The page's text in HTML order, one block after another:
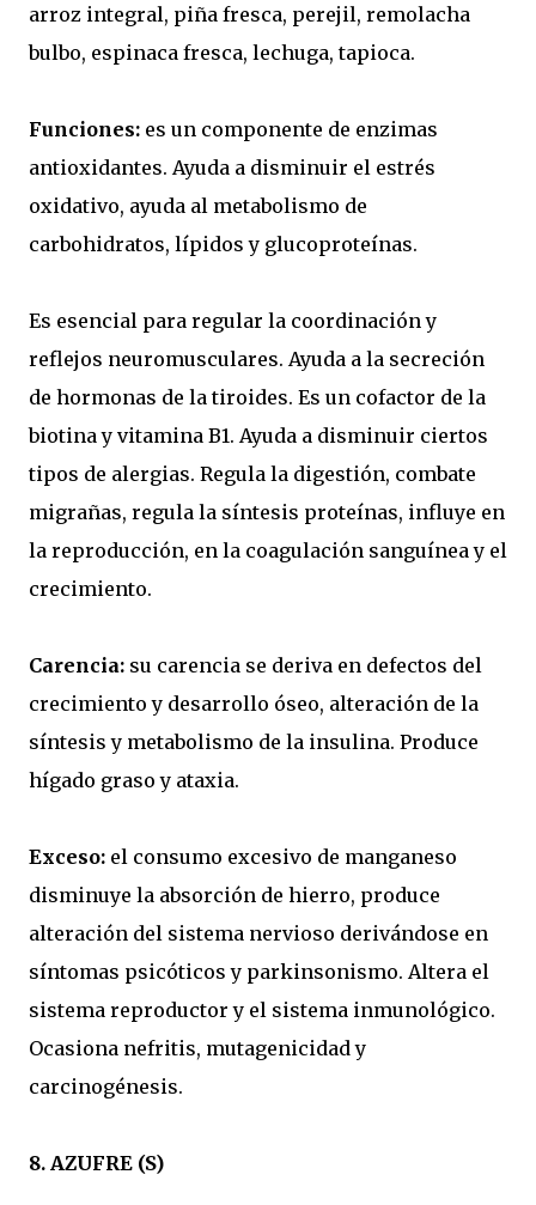
arroz integral, piña fresca, perejil, remolacha
bulbo, espinaca fresca, lechuga, tapioca.
Funciones: es un componente de enzimas
antioxidantes. Ayuda a disminuir el estrés
oxidativo, ayuda al metabolismo de
carbohidratos, lípidos y glucoproteínas.
Es esencial para regular la coordinación y
reflejos neuromusculares. Ayuda a la secreción
de hormonas de la tiroides. Es un cofactor de la
biotina y vitamina B1. Ayuda a disminuir ciertos
tipos de alergias. Regula la digestión, combate
migrañas, regula la síntesis proteínas, influye en
la reproducción, en la coagulación sanguínea y el
crecimiento.
Carencia: su carencia se deriva en defectos del
crecimiento y desarrollo óseo, alteración de la
síntesis y metabolismo de la insulina. Produce
hígado graso y ataxia.
Exceso: el consumo excesivo de manganeso
disminuye la absorción de hierro, produce
alteración del sistema nervioso derivándose en
síntomas psicóticos y parkinsonismo. Altera el
sistema reproductor y el sistema inmunológico.
Ocasiona nefritis, mutagenicidad y
carcinogénesis.
8. AZUFRE (S)